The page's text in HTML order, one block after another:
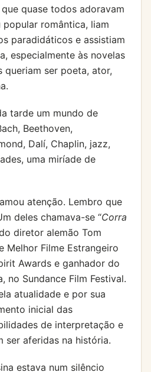
quase todos adoravam
popular romântica, liam
paradidáticos e assistiam
especialmente às novelas
queriam ser poeta, ator,
tarde um mundo de
Beethoven,
Dalí, Chaplin, jazz,
uma miríade de
atenção. Lembro que
deles chamava-se “Corra
diretor alemão Tom
Melhor Filme Estrangeiro
Awards e ganhador do
no Sundance Film Festival.
atualidade e por sua
inicial das
de interpretação e
ser aferidas na história.
estava num silêncio